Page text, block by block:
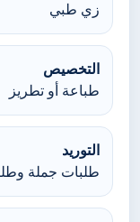
زي طبي
التخصيص
طباعة أو تطريز
التوريد
طلبات جملة